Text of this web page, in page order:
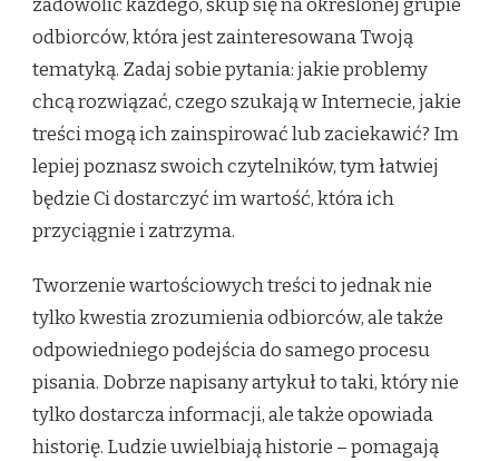
zadowolić każdego, skup się na określonej grupie
odbiorców, która jest zainteresowana Twoją
tematyką. Zadaj sobie pytania: jakie problemy
chcą rozwiązać, czego szukają w Internecie, jakie
treści mogą ich zainspirować lub zaciekawić? Im
lepiej poznasz swoich czytelników, tym łatwiej
będzie Ci dostarczyć im wartość, która ich
przyciągnie i zatrzyma.
Tworzenie wartościowych treści to jednak nie
tylko kwestia zrozumienia odbiorców, ale także
odpowiedniego podejścia do samego procesu
pisania. Dobrze napisany artykuł to taki, który nie
tylko dostarcza informacji, ale także opowiada
historię. Ludzie uwielbiają historie – pomagają